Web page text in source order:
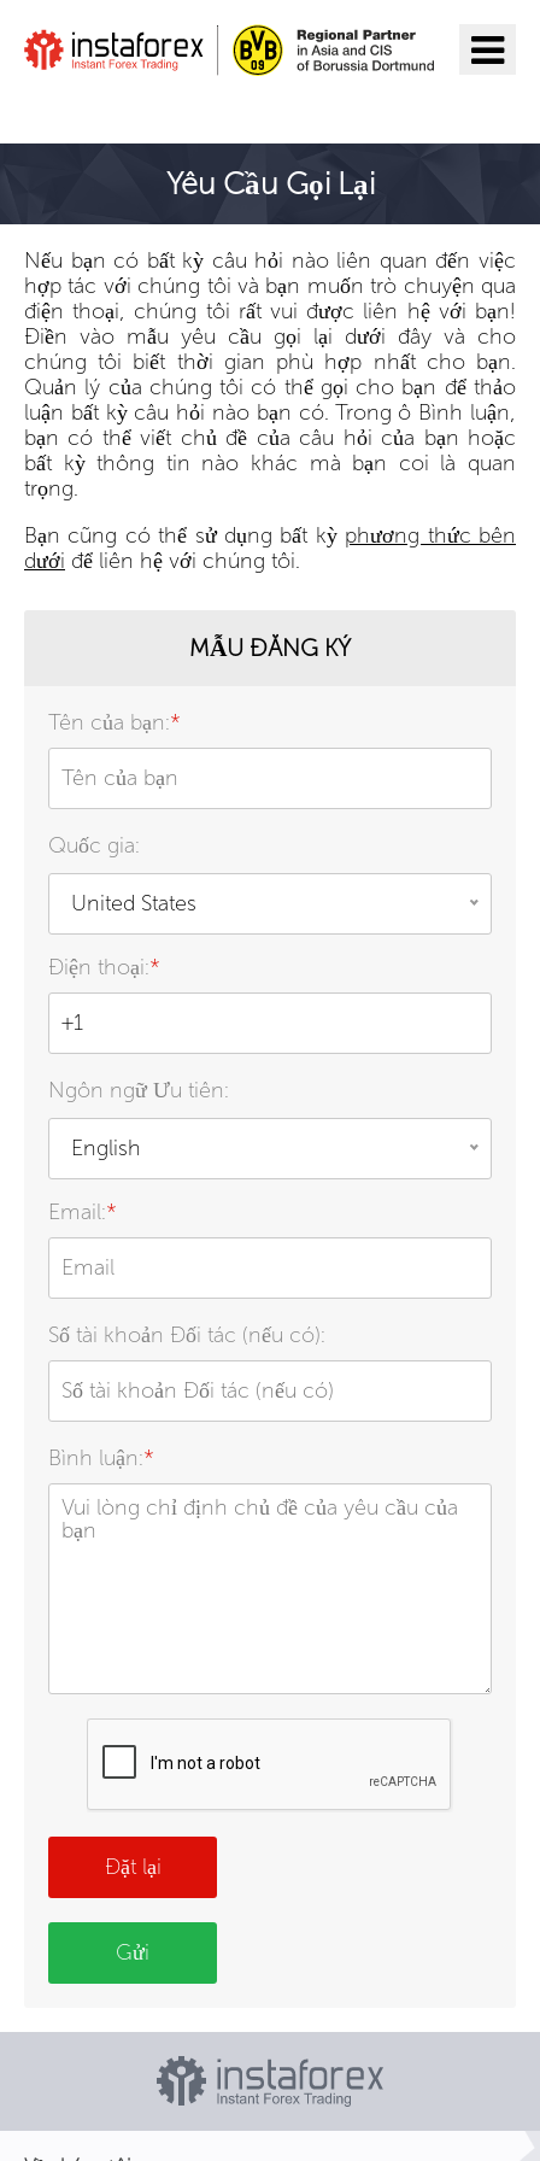
Yêu Cầu Gọi Lại
Nếu bạn có bất kỳ câu hỏi nào liên quan đến việc
hợp tác với chúng tôi và bạn muốn trò chuyện qua
điện thoại, chúng tôi rất vui được liên hệ với bạn!
Điền vào mẫu yêu cầu gọi lại dưới đây và cho
chúng tôi biết thời gian phù hợp nhất cho bạn.
Quản lý của chúng tôi có thể gọi cho bạn để thảo
luận bất kỳ câu hỏi nào bạn có. Trong ô Bình luận,
bạn có thể viết chủ đề của câu hỏi của bạn hoặc
bất kỳ thông tin nào khác mà bạn coi là quan
trọng.
Bạn cũng có thể sử dụng bất kỳ phương thức bên
dưới để liên hệ với chúng tôi.
MẪU ĐĂNG KÝ
Tên của bạn:*
Quốc gia:
United States
Điện thoại:*
Ngôn ngữ Ưu tiên:
English
Email:*
Số tài khoản Đối tác (nếu có):
Bình luận:*
Đặt lại
Gửi